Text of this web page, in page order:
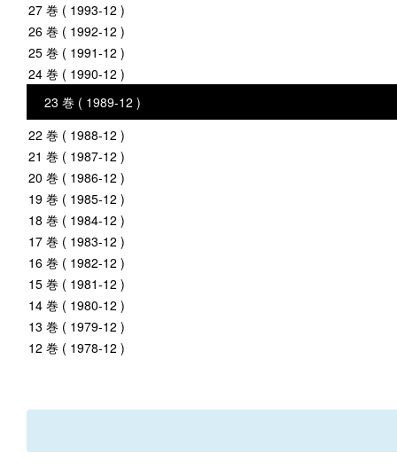
27 巻 ( 1993-12 )
26 巻 ( 1992-12 )
25 巻 ( 1991-12 )
24 巻 ( 1990-12 )
23 巻 ( 1989-12 )
22 巻 ( 1988-12 )
21 巻 ( 1987-12 )
20 巻 ( 1986-12 )
19 巻 ( 1985-12 )
18 巻 ( 1984-12 )
17 巻 ( 1983-12 )
16 巻 ( 1982-12 )
15 巻 ( 1981-12 )
14 巻 ( 1980-12 )
13 巻 ( 1979-12 )
12 巻 ( 1978-12 )